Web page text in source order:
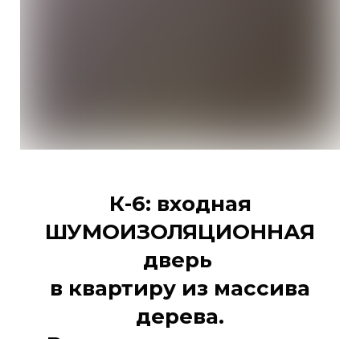
К-6: входная
ШУМОИЗОЛЯЦИОННАЯ
дверь
в квартиру из массива
дерева.